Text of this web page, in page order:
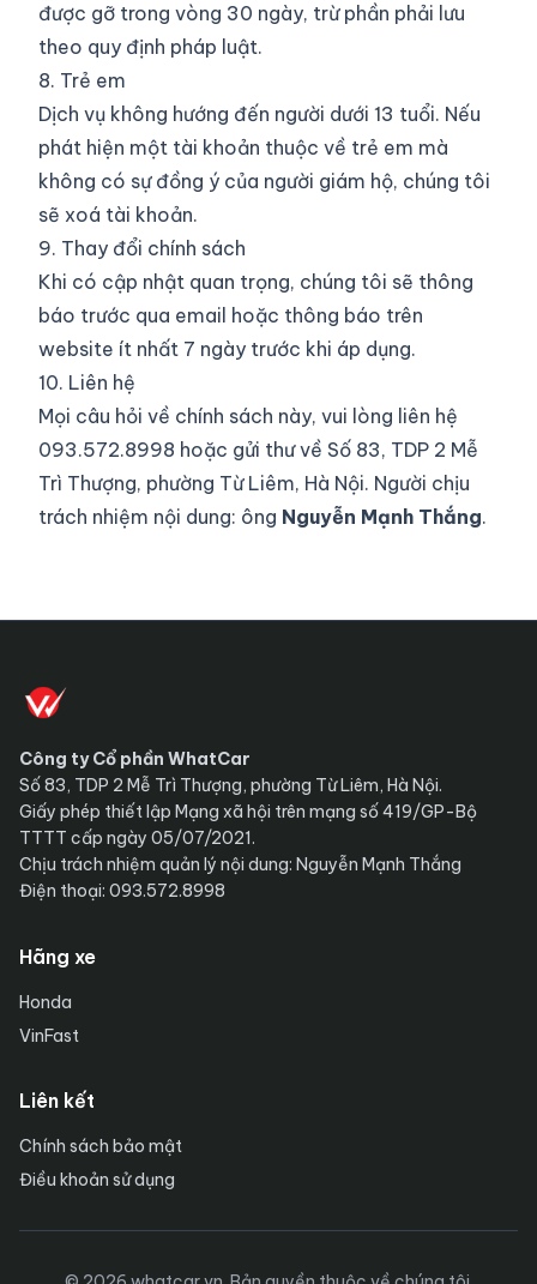
được gỡ trong vòng 30 ngày, trừ phần phải lưu
theo quy định pháp luật.
8. Trẻ em
Dịch vụ không hướng đến người dưới 13 tuổi. Nếu
phát hiện một tài khoản thuộc về trẻ em mà
không có sự đồng ý của người giám hộ, chúng tôi
sẽ xoá tài khoản.
9. Thay đổi chính sách
Khi có cập nhật quan trọng, chúng tôi sẽ thông
báo trước qua email hoặc thông báo trên
website ít nhất 7 ngày trước khi áp dụng.
10. Liên hệ
Mọi câu hỏi về chính sách này, vui lòng liên hệ
093.572.8998 hoặc gửi thư về Số 83, TDP 2 Mễ
Trì Thượng, phường Từ Liêm, Hà Nội. Người chịu
trách nhiệm nội dung: ông Nguyễn Mạnh Thắng.
Công ty Cổ phần WhatCar
Số 83, TDP 2 Mễ Trì Thượng, phường Từ Liêm, Hà Nội.
Giấy phép thiết lập Mạng xã hội trên mạng số 419/GP-Bộ
TTTT cấp ngày 05/07/2021.
Chịu trách nhiệm quản lý nội dung: Nguyễn Mạnh Thắng
Điện thoại: 093.572.8998
Hãng xe
Honda
VinFast
Liên kết
Chính sách bảo mật
Điều khoản sử dụng